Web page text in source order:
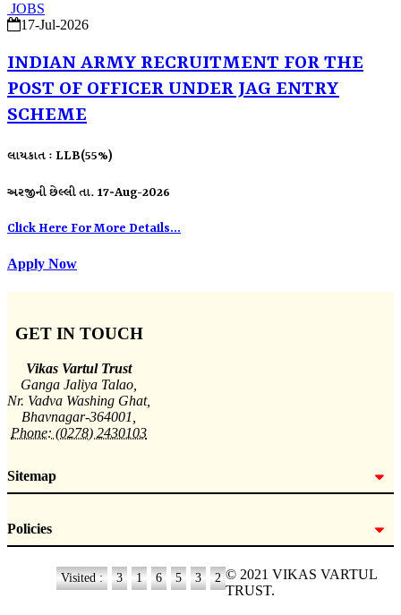
JOBS
17-Jul-2026
INDIAN ARMY RECRUITMENT FOR THE
POST OF OFFICER UNDER JAG ENTRY
SCHEME
લાયકાત : LLB(55%)
અરજીની છેલ્લી તા. 17-Aug-2026
Click Here For More Details...
Apply Now
GET IN TOUCH
Vikas Vartul Trust
Ganga Jaliya Talao,
Nr. Vadva Washing Ghat,
Bhavnagar-364001,
Phone: (0278) 2430103
Sitemap
Policies
Visited : 3 1 6 5 3 2 © 2021 VIKAS VARTUL
TRUST.